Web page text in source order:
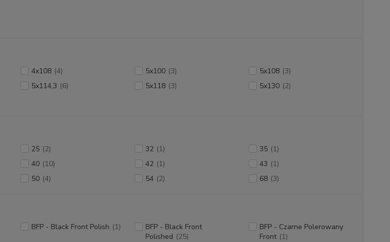
4x108 (4) 5x100 (3) 5x108 (3)
5x114,3 (6) 5x118 (3) 5x130 (2)
25 (2) 32 (1) 35 (1)
40 (10) 42 (1) 43 (1)
50 (4) 54 (2) 68 (3)
BFP - Black Front Polish (1)
BFP - Black Front
Polished (25)
BFP - Czarne Polerowany
Front (1)